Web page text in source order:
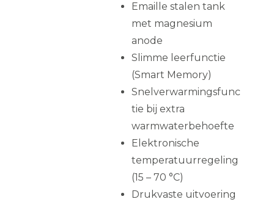
Emaille stalen tank
met magnesium
anode
Slimme leerfunctie
(Smart Memory)
Snelverwarmingsfunc
tie bij extra
warmwaterbehoefte
Elektronische
temperatuurregeling
(15 – 70 °C)
Drukvaste uitvoering